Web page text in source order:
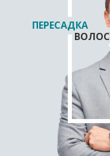
ПЕРЕСАДКА
ВОЛОС
ПЕРЕСАДКА
ВОЛОС